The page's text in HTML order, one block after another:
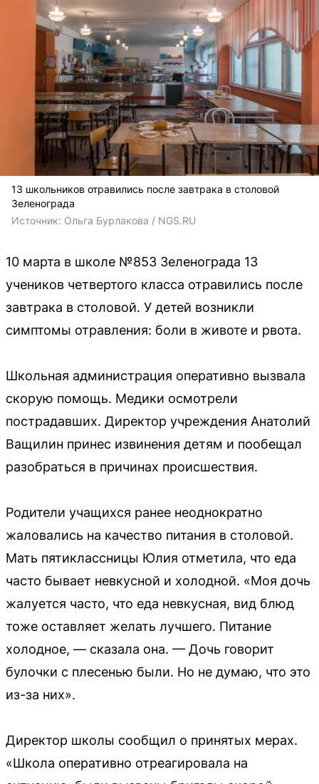
13 школьников отравились после завтрака в столовой
Зеленограда
Источник: Ольга Бурлакова / NGS.RU
10 марта в школе №853 Зеленограда 13
учеников четвертого класса отравились после
завтрака в столовой. У детей возникли
симптомы отравления: боли в животе и рвота.
Школьная администрация оперативно вызвала
скорую помощь. Медики осмотрели
пострадавших. Директор учреждения Анатолий
Ващилин принес извинения детям и пообещал
разобраться в причинах происшествия.
Родители учащихся ранее неоднократно
жаловались на качество питания в столовой.
Мать пятиклассницы Юлия отметила, что еда
часто бывает невкусной и холодной. «Моя дочь
жалуется часто, что еда невкусная, вид блюд
тоже оставляет желать лучшего. Питание
холодное, — сказала она. — Дочь говорит
булочки с плесенью были. Но не думаю, что это
из-за них».
Директор школы сообщил о принятых мерах.
«Школа оперативно отреагировала на